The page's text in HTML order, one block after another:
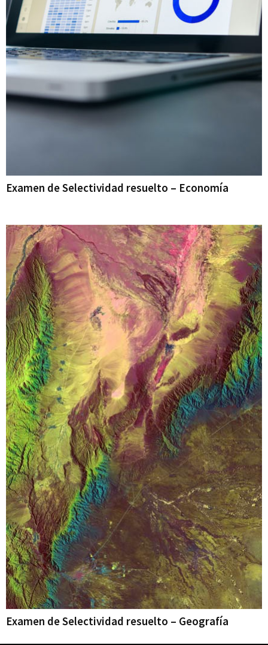
Examen de Selectividad resuelto – Economía
Examen de Selectividad resuelto – Geografía